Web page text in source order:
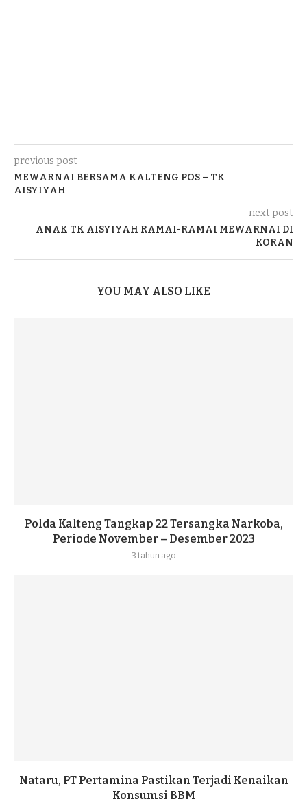
previous post
MEWARNAI BERSAMA KALTENG POS – TK
AISYIYAH
next post
ANAK TK AISYIYAH RAMAI-RAMAI MEWARNAI DI
KORAN
YOU MAY ALSO LIKE
Polda Kalteng Tangkap 22 Tersangka Narkoba,
Periode November – Desember 2023
3 tahun ago
Nataru, PT Pertamina Pastikan Terjadi Kenaikan
Konsumsi BBM